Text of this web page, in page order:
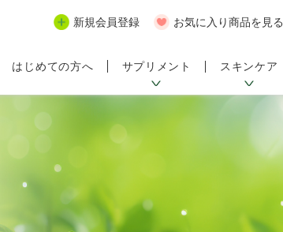
新規会員登録 お気に入り商品を見る
はじめての方へ サプリメント スキンケア